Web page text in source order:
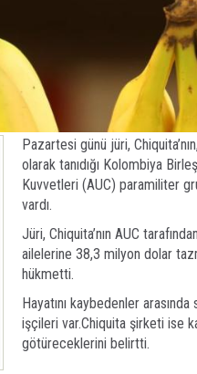
Pazartesi günü jüri,
olarak tanıdığı Kolombiya
Kuvvetleri (AUC) paramiliter
vardı.
Jüri, Chiquita’nın AUC
ailelerine 38,3 milyon dolar
hükmetti.
Hayatını kaybedenler
işçileri var.Chiquita şirketi ise
götüreceklerini belirtti.